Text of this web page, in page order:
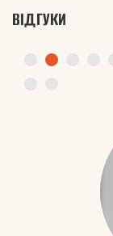
ВІДГУКИ